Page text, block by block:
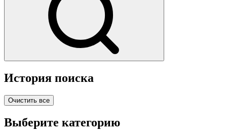
История поиска
Очистить все
Выберите категорию